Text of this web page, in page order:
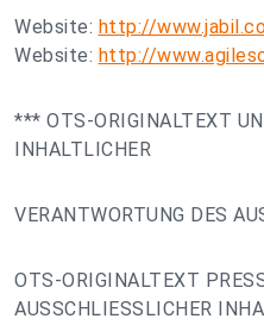
Website: http://
Website: http://
*** OTS-ORIGINALTEXT
INHALTLICHER
VERANTWORTUNG DES
OTS-ORIGINALTEXT
AUSSCHLIESSLICHER